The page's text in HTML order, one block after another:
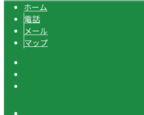
ホーム
電話
メール
マップ